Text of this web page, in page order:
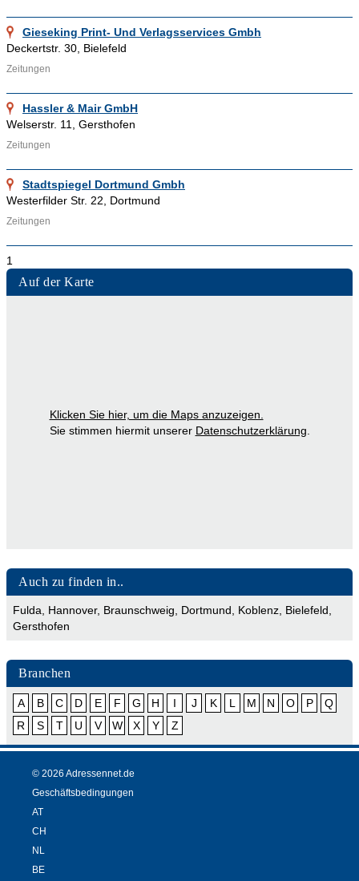
Gieseking Print- Und Verlagsservices Gmbh
Deckertstr. 30, Bielefeld
Zeitungen
Hassler & Mair GmbH
Welserstr. 11, Gersthofen
Zeitungen
Stadtspiegel Dortmund Gmbh
Westerfilder Str. 22, Dortmund
Zeitungen
1
Auf der Karte
Klicken Sie hier, um die Maps anzuzeigen.
Sie stimmen hiermit unserer Datenschutzerklärung
Auch zu finden in..
Fulda Hannover, Braunschweig Dortmund Koblenz Bielefeld
Gersthofen
Branchen
A B C D E F G H I J K L M N O P
Q
R
S T U V W X Y Z
© 2026 Adressennet.de
Geschäftsbedingungen
AT
CH
NL
BE